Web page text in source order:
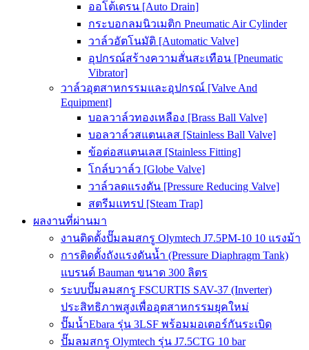
ออโต้เดรน [Auto Drain]
กระบอกลมนิวเมติก Pneumatic Air Cylinder
วาล์วอัตโนมัติ [Automatic Valve]
อุปกรณ์สร้างความสั่นสะเทือน [Pneumatic
Vibrator]
วาล์วอุตสาหกรรมและอุปกรณ์ [Valve And
Equipment]
บอลวาล์วทองเหลือง [Brass Ball Valve]
บอลวาล์วสแตนเลส [Stainless Ball Valve]
ข้อต่อสแตนเลส [Stainless Fitting]
โกล์บวาล์ว [Globe Valve]
วาล์วลดแรงดัน [Pressure Reducing Valve]
สตรีมแทรป [Steam Trap]
ผลงานที่ผ่านมา
งานติดตั้งปั๊มลมสกรู Olymtech J7.5PM-10 10 แรงม้า
การติดตั้งถังแรงดันน้ำ (Pressure Diaphragm Tank)
แบรนด์ Bauman ขนาด 300 ลิตร
ระบบปั๊มลมสกรู FSCURTIS SAV-37 (Inverter)
ประสิทธิภาพสูงเพื่ออุตสาหกรรมยุคใหม่
ปั๊มน้ำEbara รุ่น 3LSF พร้อมมอเตอร์กันระเบิด
ปั๊มลมสกรู Olymtech รุ่น J7.5CTG 10 bar